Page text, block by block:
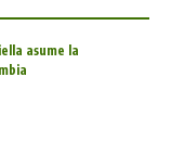
asume la